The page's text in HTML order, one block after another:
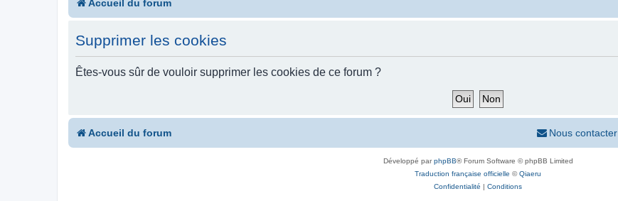
Accueil du forum
Supprimer les cookies
Êtes-vous sûr de vouloir supprimer les cookies de ce forum ?
Accueil du forum Nous contacter
Développé parphpBB® Forum Software © phpBB Limited
Traduction française officielle ©Qiaeru
Confidentialité | Conditions